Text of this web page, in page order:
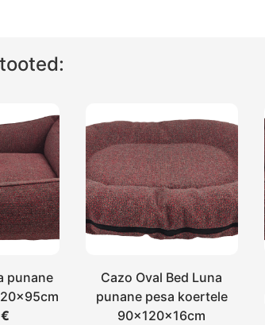
punane
€
Cazo Oval Bed Luna
punane pesa koertele
90x120x16cm